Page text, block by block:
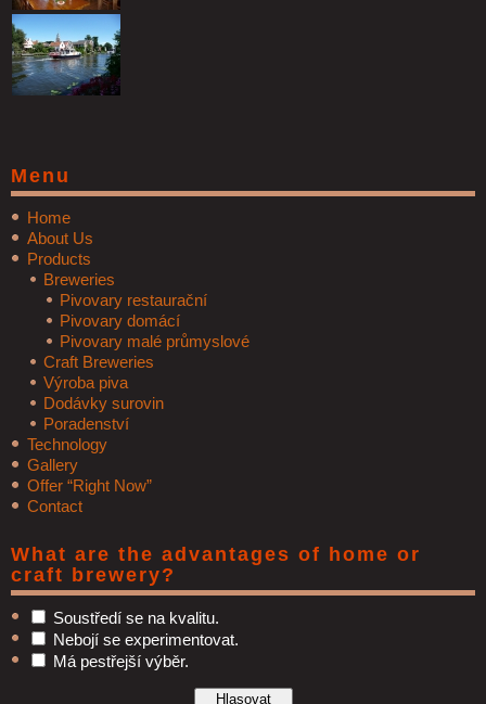
Menu
Home
About Us
Products
Breweries
Pivovary restaurační
Pivovary domácí
Pivovary malé průmyslové
Craft Breweries
Výroba piva
Dodávky surovin
Poradenství
Technology
Gallery
Offer “Right Now”
Contact
What are the advantages of home or
craft brewery?
Soustředí se na kvalitu.
Nebojí se experimentovat.
Má pestřejší výběr.